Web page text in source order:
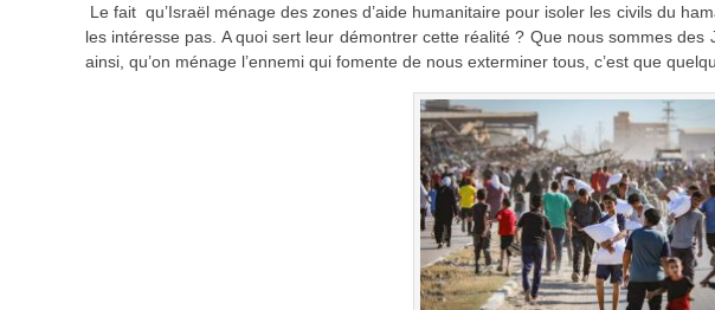
Le fait qu’Israël ménage des zones d’aide humanitaire pour isoler les civils du
les intéresse pas. A quoi sert leur démontrer cette réalité ? Que nous sommes
ainsi, qu’on ménage l’ennemi qui fomente de nous exterminer tous, c’est que